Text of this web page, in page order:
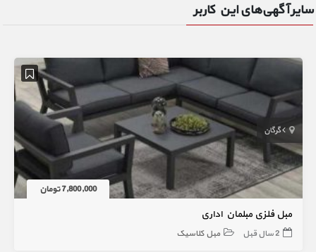
سایر آگهی‌های این کاربر
گرگان
7,800,000 تومان
مبل فلزی مبلمان اداری
2 سال قبل مبل کلاسیک